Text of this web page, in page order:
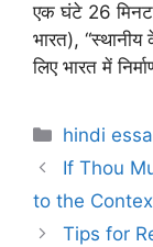
एक घंटे 26 मिनट
भारत),
लिए भारत में
hindi
If Thou
to the
Tips for